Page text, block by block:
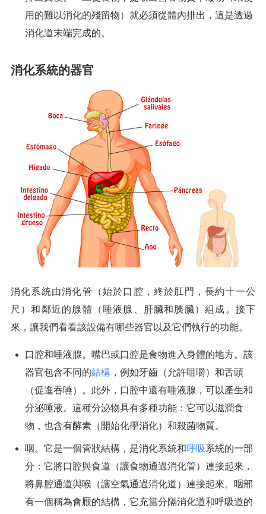
用的難以消化的殘留物）就必須從體內排出，這是透過
消化道末端完成的。
消化系統的器官
消化系統由消化管（始於口腔，終於肛門，長約十一公
尺）和鄰近的腺體（唾液腺、肝臟和胰臟）組成。接下
來，讓我們看看該設備有哪些器官以及它們執行的功能。
口腔和唾液腺。嘴巴或口腔是食物進入身體的地方。該
器官包含不同的結構 ，例如牙齒（允許咀嚼）和舌頭
（促進吞嚥）。此外，口腔中還有唾液腺，可以產生和
分泌唾液。這種分泌物具有多種功能：它可以滋潤食
物，也含有酵素（開始化學消化）和殺菌物質。
咽。它是一個管狀結構，是消化系統和呼吸系統的一部
分：它將口腔與食道（讓食物通過消化管）連接起來，
將鼻腔通道與喉（讓空氣通過消化道）連接起來。咽部
有一個稱為會厭的結構，它充當分隔消化道和呼吸道的